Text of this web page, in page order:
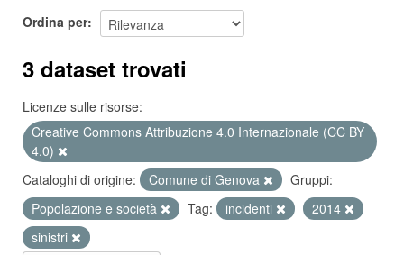
Ordina per
3 dataset trovati
Licenze sulle risorse:
Creative Commons Attribuzione 4.0 Internazionale (CC BY
4.0)
Cataloghi di origine:
Comune di Genova
Gruppi:
Popolazione e società
Tag: incidenti
2014
sinistri